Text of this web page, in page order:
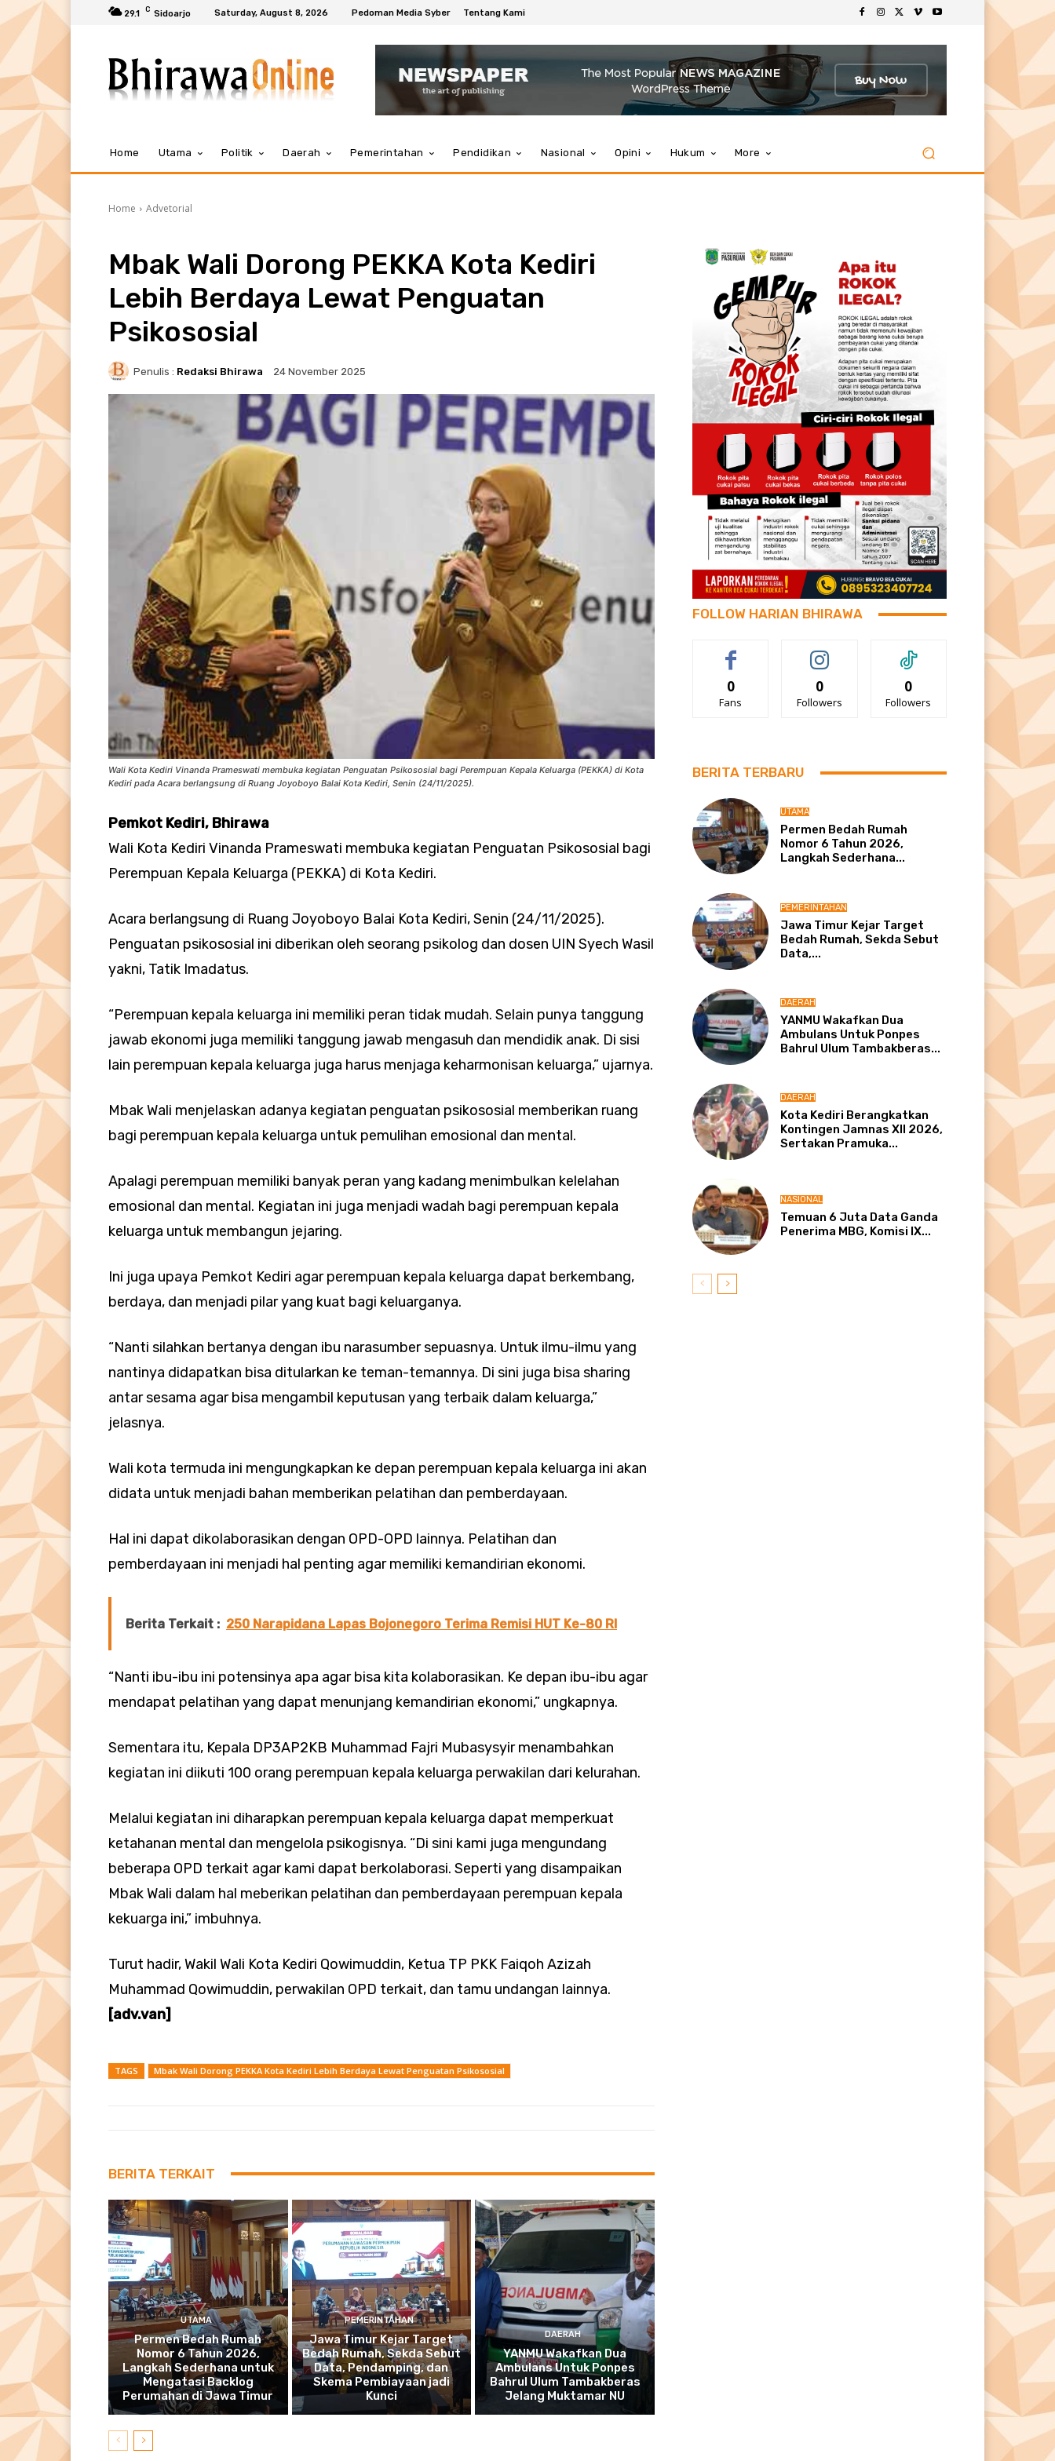
29.1 C Sidoarjo Saturday, August 8, 2026 Pedoman Media Syber Tentang Kami
Home Utama Politik Daerah Pemerintahan Pendidikan Nasional Opini Hukum More
Home Advetorial
Mbak Wali Dorong PEKKA Kota Kediri
Lebih Berdaya Lewat Penguatan
Psikososial
Penulis : Redaksi Bhirawa 24 November 2025
Wali Kota Kediri Vinanda Prameswati membuka kegiatan Penguatan Psikososial bagi Perempuan Kepala Keluarga (PEKKA) di Kota
Kediri pada Acara berlangsung di Ruang Joyoboyo Balai Kota Kediri, Senin (24/11/2025).
Pemkot Kediri, Bhirawa
Wali Kota Kediri Vinanda Prameswati membuka kegiatan Penguatan Psikososial bagi
Perempuan Kepala Keluarga (PEKKA) di Kota Kediri.
Acara berlangsung di Ruang Joyoboyo Balai Kota Kediri, Senin (24/11/2025).
Penguatan psikososial ini diberikan oleh seorang psikolog dan dosen UIN Syech Wasil
yakni, Tatik Imadatus.
“Perempuan kepala keluarga ini memiliki peran tidak mudah. Selain punya tanggung
jawab ekonomi juga memiliki tanggung jawab mengasuh dan mendidik anak. Di sisi
lain perempuan kepala keluarga juga harus menjaga keharmonisan keluarga,” ujarnya.
Mbak Wali menjelaskan adanya kegiatan penguatan psikososial memberikan ruang
bagi perempuan kepala keluarga untuk pemulihan emosional dan mental.
Apalagi perempuan memiliki banyak peran yang kadang menimbulkan kelelahan
emosional dan mental. Kegiatan ini juga menjadi wadah bagi perempuan kepala
keluarga untuk membangun jejaring.
Ini juga upaya Pemkot Kediri agar perempuan kepala keluarga dapat berkembang,
berdaya, dan menjadi pilar yang kuat bagi keluarganya.
“Nanti silahkan bertanya dengan ibu narasumber sepuasnya. Untuk ilmu-ilmu yang
nantinya didapatkan bisa ditularkan ke teman-temannya. Di sini juga bisa sharing
antar sesama agar bisa mengambil keputusan yang terbaik dalam keluarga,”
jelasnya.
Wali kota termuda ini mengungkapkan ke depan perempuan kepala keluarga ini akan
didata untuk menjadi bahan memberikan pelatihan dan pemberdayaan.
Hal ini dapat dikolaborasikan dengan OPD-OPD lainnya. Pelatihan dan
pemberdayaan ini menjadi hal penting agar memiliki kemandirian ekonomi.
Berita Terkait : 250 Narapidana Lapas Bojonegoro Terima Remisi HUT Ke-80 RI
“Nanti ibu-ibu ini potensinya apa agar bisa kita kolaborasikan. Ke depan ibu-ibu agar
mendapat pelatihan yang dapat menunjang kemandirian ekonomi,” ungkapnya.
Sementara itu, Kepala DP3AP2KB Muhammad Fajri Mubasysyir menambahkan
kegiatan ini diikuti 100 orang perempuan kepala keluarga perwakilan dari kelurahan.
Melalui kegiatan ini diharapkan perempuan kepala keluarga dapat memperkuat
ketahanan mental dan mengelola psikogisnya. “Di sini kami juga mengundang
beberapa OPD terkait agar kami dapat berkolaborasi. Seperti yang disampaikan
Mbak Wali dalam hal meberikan pelatihan dan pemberdayaan perempuan kepala
kekuarga ini,” imbuhnya.
Turut hadir, Wakil Wali Kota Kediri Qowimuddin, Ketua TP PKK Faiqoh Azizah
Muhammad Qowimuddin, perwakilan OPD terkait, dan tamu undangan lainnya.
[adv.van]
TAGS Mbak Wali Dorong PEKKA Kota Kediri Lebih Berdaya Lewat Penguatan Psikososial
BERITA TERKAIT
UTAMA
Permen Bedah Rumah
Nomor 6 Tahun 2026,
Langkah Sederhana untuk
Mengatasi Backlog
Perumahan di Jawa Timur
PEMERINTAHAN
Jawa Timur Kejar Target
Bedah Rumah, Sekda Sebut
Data, Pendamping, dan
Skema Pembiayaan jadi
Kunci
DAERAH
YANMU Wakafkan Dua
Ambulans Untuk Ponpes
Bahrul Ulum Tambakberas
Jelang Muktamar NU
FOLLOW HARIAN BHIRAWA
0
Fans
0
Followers
0
Followers
BERITA TERBARU
UTAMA
Permen Bedah Rumah
Nomor 6 Tahun 2026,
Langkah Sederhana...
PEMERINTAHAN
Jawa Timur Kejar Target
Bedah Rumah, Sekda Sebut
Data,...
DAERAH
YANMU Wakafkan Dua
Ambulans Untuk Ponpes
Bahrul Ulum Tambakberas...
DAERAH
Kota Kediri Berangkatkan
Kontingen Jamnas XII 2026,
Sertakan Pramuka...
NASIONAL
Temuan 6 Juta Data Ganda
Penerima MBG, Komisi IX...